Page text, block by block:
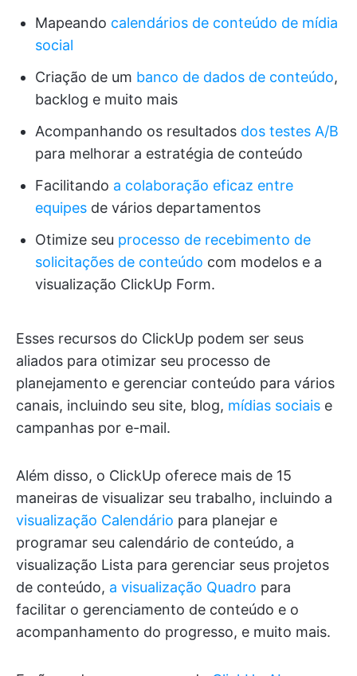
Mapeando calendários de conteúdo de mídia
social
Criação de um banco de dados de conteúdo,
backlog e muito mais
Acompanhando os resultados dos testes A/B
para melhorar a estratégia de conteúdo
Facilitando a colaboração eficaz entre
equipes de vários departamentos
Otimize seu processo de recebimento de
solicitações de conteúdo com modelos e a
visualização ClickUp Form.
Esses recursos do ClickUp podem ser seus
aliados para otimizar seu processo de
planejamento e gerenciar conteúdo para vários
canais, incluindo seu site, blog, mídias sociais e
campanhas por e-mail.
Além disso, o ClickUp oferece mais de 15
maneiras de visualizar seu trabalho, incluindo a
visualização Calendário para planejar e
programar seu calendário de conteúdo, a
visualização Lista para gerenciar seus projetos
de conteúdo, a visualização Quadro para
facilitar o gerenciamento de conteúdo e o
acompanhamento do progresso, e muito mais.